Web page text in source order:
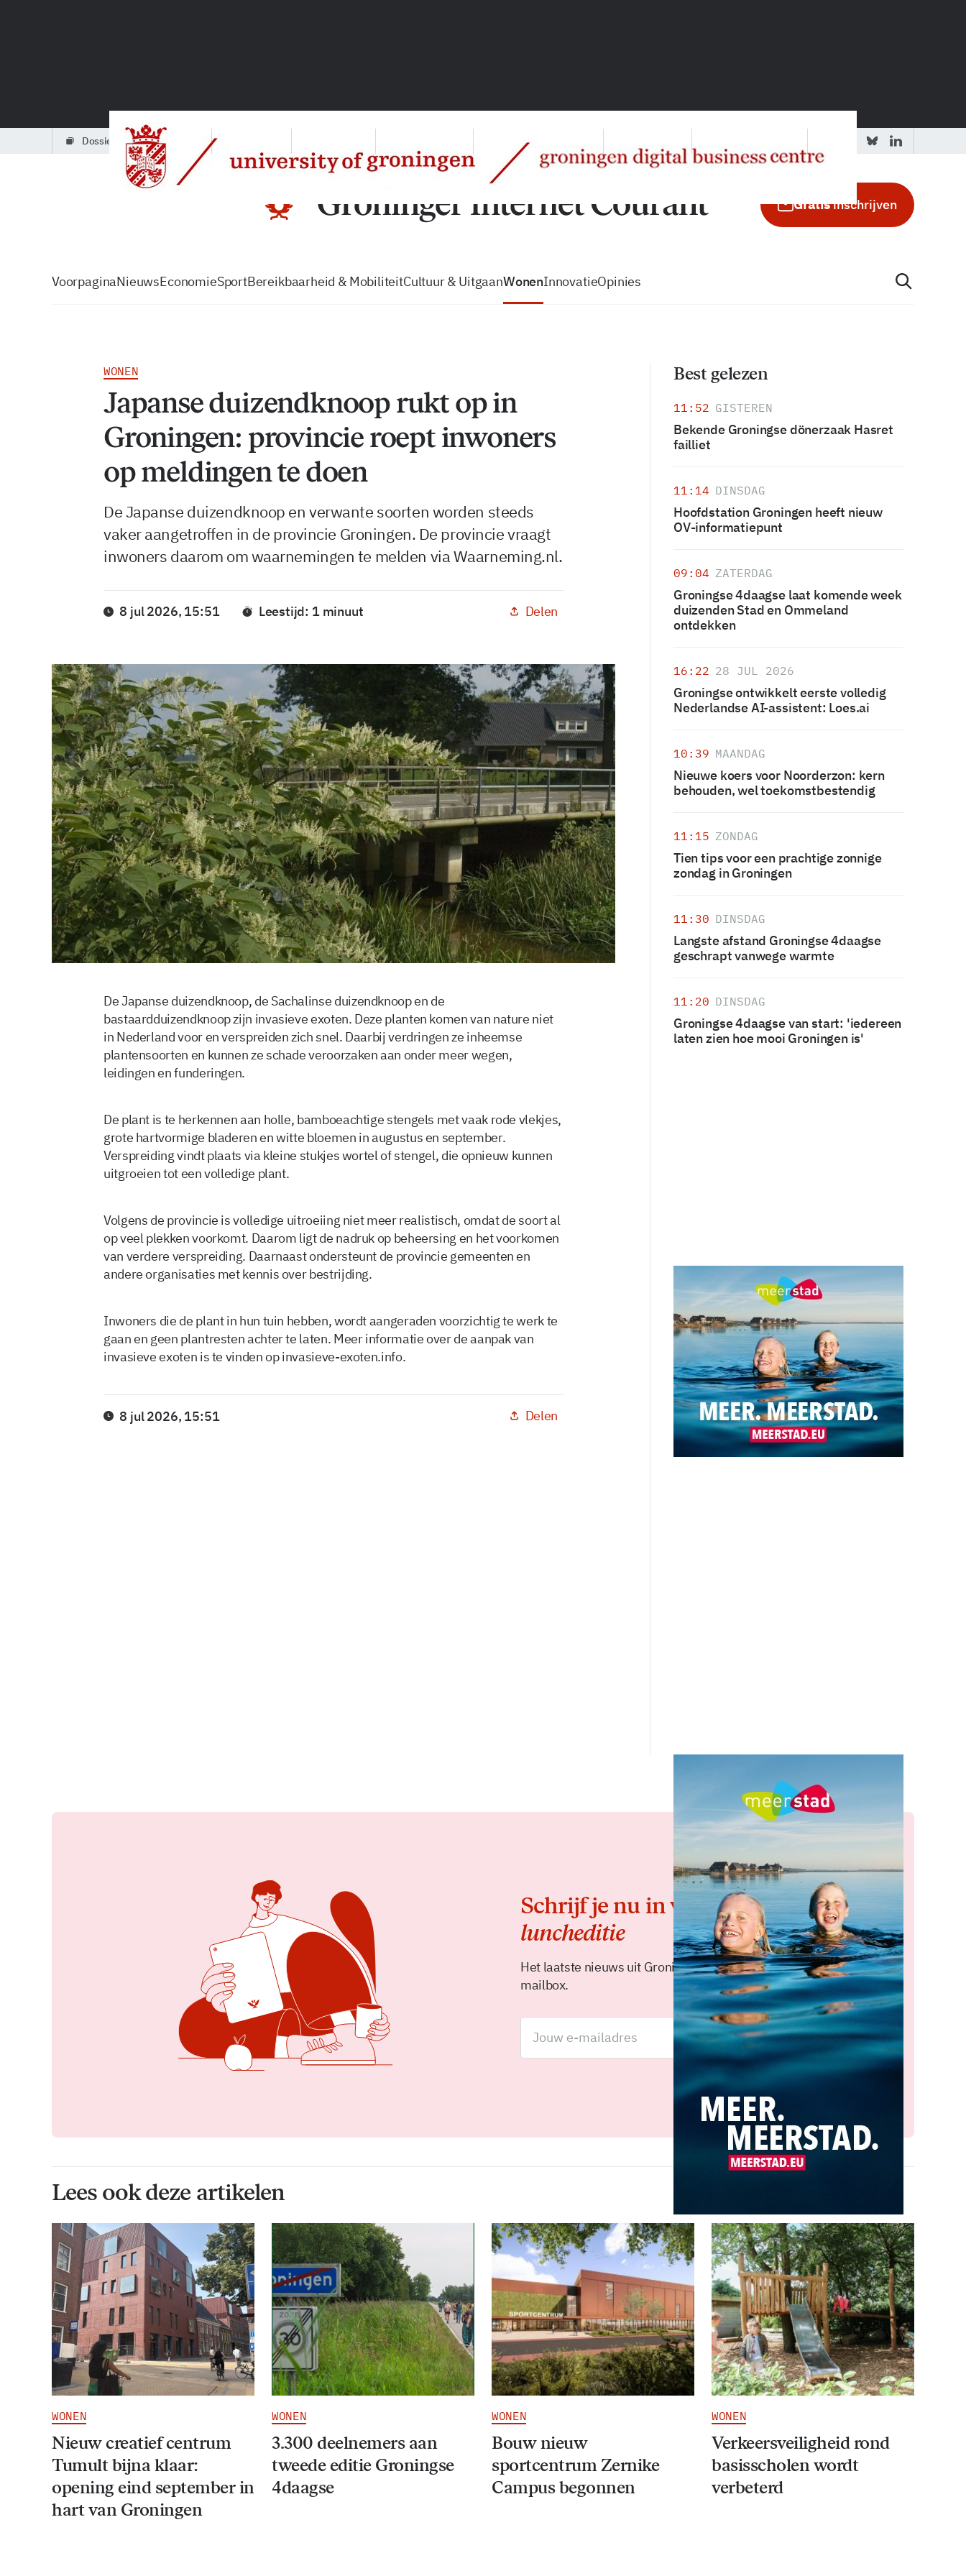
dossiers
Gratisinschrijven
VoorpaginaNieuwsEconomieSportBereikbaarheid & MobiliteitCultuur & UitgaanWonenInnovatieOpinies
WONEN
Japanse duizendknoop rukt op in
Groningen: provincie roept inwoners
op meldingen te doen
De Japanse duizendknoop en verwante soorten worden steeds
vaker aangetroffen in de provincie Groningen. De provincie vraagt
inwoners daarom om waarnemingen te melden via Waarneming.nl.
8 jul 2026, 15:51 Leestijd: 1 minuut Delen
De Japanse duizendknoop, de Sachalinse duizendknoop en de
bastaardduizendknoop zijn invasieve exoten. Deze planten komen van nature niet
in Nederland voor en verspreiden zich snel. Daarbij verdringen ze inheemse
plantensoorten en kunnen ze schade veroorzaken aan onder meer wegen,
leidingen en funderingen.
De plant is te herkennen aan holle, bamboeachtige stengels met vaak rode vlekjes,
grote hartvormige bladeren en witte bloemen in augustus en september.
Verspreiding vindt plaats via kleine stukjes wortel of stengel, die opnieuw kunnen
uitgroeien tot een volledige plant.
Volgens de provincie is volledige uitroeiing niet meer realistisch, omdat de soort al
op veel plekken voorkomt. Daarom ligt de nadruk op beheersing en het voorkomen
van verdere verspreiding. Daarnaast ondersteunt de provincie gemeenten en
andere organisaties met kennis over bestrijding.
Inwoners die de plant in hun tuin hebben, wordt aangeraden voorzichtig te werk te
gaan en geen plantresten achter te laten. Meer informatie over de aanpak van
invasieve exoten is te vinden op invasieve-exoten.info.
8 jul 2026, 15:51 Delen
Best gelezen
11:52 GISTEREN
Bekende Groningse dönerzaak Hasret
failliet
11:14 DINSDAG
Hoofdstation Groningen heeft nieuw
OV-informatiepunt
09:04 ZATERDAG
Groningse 4daagse laat komende week
duizenden Stad en Ommeland
ontdekken
16:22 28 JUL 2026
Groningse ontwikkelt eerste volledig
Nederlandse AI-assistent: Loes.ai
10:39 MAANDAG
Nieuwe koers voor Noorderzon: kern
behouden, wel toekomstbestendig
11:15 ZONDAG
Tien tips voor een prachtige zonnige
zondag in Groningen
11:30 DINSDAG
Langste afstand Groningse 4daagse
geschrapt vanwege warmte
11:20 DINSDAG
Groningse 4daagse van start: 'iedereen
laten zien hoe mooi Groningen is'
Schrijf je nu in voor de
luncheditie
Het laatste nieuws uit Groningen elke middag in je
mailbox.
Meld je aan
Lees ook deze artikelen
WONEN
Nieuw creatief centrum
Tumult bijna klaar:
opening eind september in
hart van Groningen
WONEN
3.300 deelnemers aan
tweede editie Groningse
4daagse
WONEN
Bouw nieuw
sportcentrum Zernike
Campus begonnen
WONEN
Verkeersveiligheid rond
basisscholen wordt
verbeterd